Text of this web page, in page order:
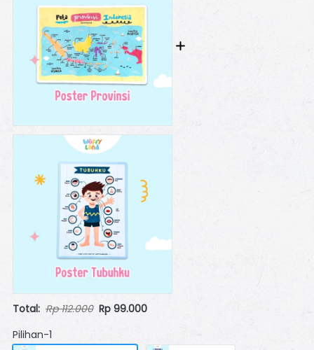
Total: Rp 112.000 Rp 99.000
Pilihan-1